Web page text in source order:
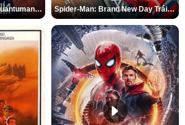
Ant-Man y la Avispa: Quantumanía Tráiler (2) Spider-Man: Brand New Day Tráiler (3)